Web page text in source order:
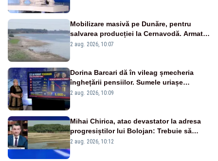
Mobilizare masivă pe Dunăre, pentru
salvarea producției la Cernavodă. Armata
va detona o stâncă și va devia apa
2 aug. 2026, 10:07
Dorina Barcari dă în vileag șmecheria
înghețării pensiilor. Sumele uriașe
pierdute de fiecare român
2 aug. 2026, 10:09
Mihai Chirica, atac devastator la adresa
progresiștilor lui Bolojan: Trebuie să
protejăm și natura, dar nu șținem omaneii
2 aug. 2026, 10:12